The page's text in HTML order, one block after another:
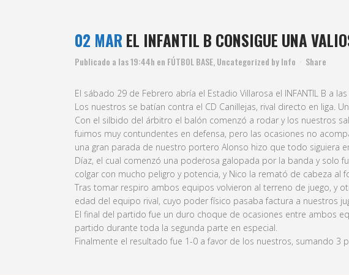
02 MAR EL INFANTIL B CONSIGUE UNA
Publicado a las 19:44h en FÚTBOL BASE Uncategorized byInfo Share
El sábado 29 de Febrero abría el Estadio Villarosa el INFANTIL B a
Los nuestros se batían contra el CD Canillejas, rival directo en liga.
Con el silbido del árbitro el balón comenzó a rodar y los nuestros
fuimos muy contundentes en defensa, pero las ocasiones no
una gran parada de nuestro portero Alonso hizo que todo siguiera
Díaz, el cual comenzó una poderosa galopada por la banda y solo
colgar con mucho peligro y potencia, y Nico la remató de cabeza
Tras tomar respiro ambos equipos volvieron al terreno de juego, y
edad del equipo rival, cuyo poder físico pasaba factura a nuestros
El final del partido fue un duro choque de ocasiones entre ambos
partido durante toda la segunda parte en especial.
Finalmente el resultado fue 1-0 a favor de los nuestros, sumando 3